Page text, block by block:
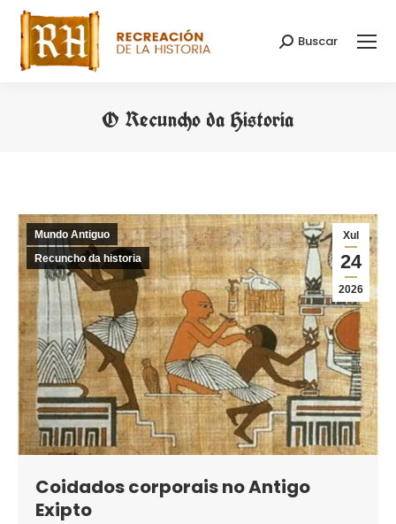
Search:
Buscar
O Recuncho da Historia
Xul
24
2026
Mundo Antiguo
Recuncho da historia
Coidados corporais no Antigo
Exipto